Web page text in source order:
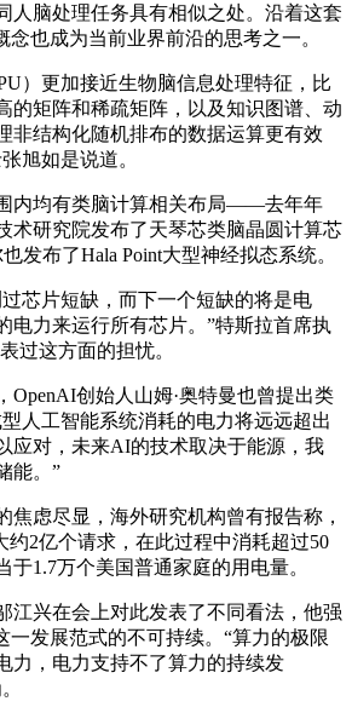
人脑处理任务具有相似之处。沿着这套
念也成为当前业界前沿的思考之一。
更加接近生物脑信息处理特征，比
的矩阵和稀疏矩阵，以及知识图谱、动
非结构化随机排布的数据运算更有效
旭如是说道。
均有类脑计算相关布局——去年年
术研究院发布了天琴芯类脑晶圆计算芯
发布了Hala Point大型神经拟态系统。
片短缺，而下一个短缺的将是电
电力来运行所有芯片。”特斯拉首席执
过这方面的担忧。
创始人山姆·奥特曼也曾提出类
人工智能系统消耗的电力将远远超出
应对，未来AI的技术取决于能源，我
能。”
虑尽显，海外研究机构曾有报告称，
约2亿个请求，在此过程中消耗超过50
于1.7万个美国普通家庭的用电量。
兴在会上对此发表了不同看法，他强
一发展范式的不可持续。“算力的极限
力，电力支持不了算力的持续发